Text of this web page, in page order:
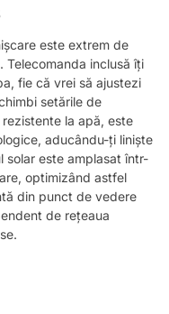
este extrem de
Telecomanda inclusă îți
fie că vrei să ajustezi
setările de
la apă, este
aducându-ți liniște
solar este amplasat într-
optimizând astfel
din punct de vedere
de rețeaua